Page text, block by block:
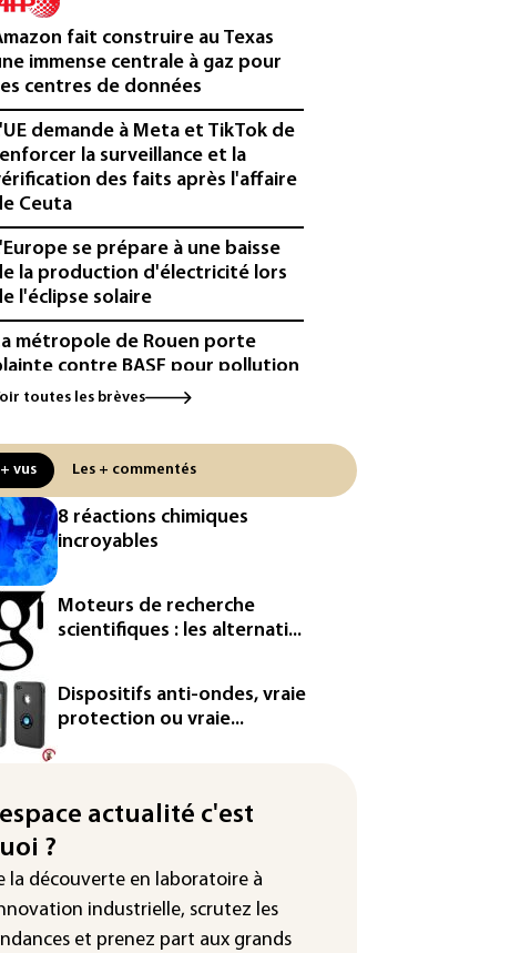
fait construire au Texas
immense centrale à gaz pour
centres de données
demande à Meta et TikTok de
la surveillance et la
des faits après l'affaire
Ceuta
se prépare à une baisse
la production d'électricité lors
l'éclipse solaire
métropole de Rouen porte
contre BASF pour pollution
PFAS
centrale de Golfech reconnectée
réseau
de livraison autonomes:
France ouvre la voie à leur
Eutelsat investira 3,4 milliards
dans la future
européenne
magazine VSD racheté par
Vianney d'Alançon
au plus bas depuis 1980
en force" progressif de la
dans les prochains jours en
toutes les brèves
vus Les + commentés
8 réactions chimiques
incroyables
Moteurs de recherche
scientifiques : les alternati...
Dispositifs anti-ondes, vraie
protection ou vraie...
actualité c'est
?
la découverte en laboratoire à
industrielle, scrutez les
et prenez part aux grands